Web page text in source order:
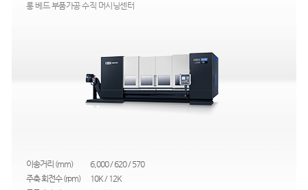
롱 베드 부품가공 수직 머시닝센터
이송거리 (mm)
6,000 / 620 / 570
주축 회전수 (rpm)
10K / 12K